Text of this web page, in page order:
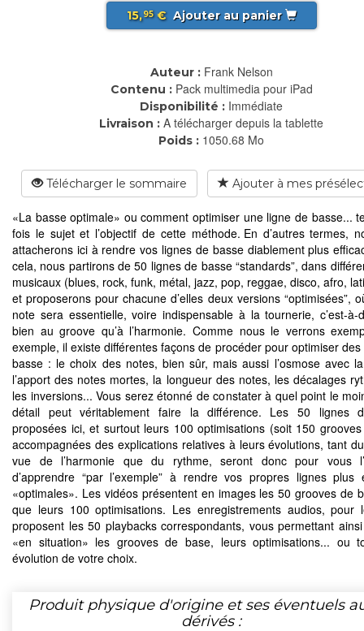
15,95€ Ajouter au panier
Auteur : Frank Nelson
Contenu : Pack multimedia pour iPad
Disponibilité : Immédiate
Livraison : A télécharger depuis la tablette
Poids : 1050.68 Mo
Télécharger le sommaire Ajouter à mes
«La basse optimale» ou comment optimiser une ligne de basse...
fois le sujet et l’objectif de cette méthode. En d’autres termes,
attacherons ici à rendre vos lignes de basse diablement plus
cela, nous partirons de 50 lignes de basse “standards”, dans
musicaux (blues, rock, funk, métal, jazz, pop, reggae, disco, afro,
et proposerons pour chacune d’elles deux versions “optimisées”,
note sera essentielle, voire indispensable à la tournerie, c’est-à-
bien au groove qu’à l’harmonie. Comme nous le verrons
exemple, il existe différentes façons de procéder pour optimiser
basse : le choix des notes, bien sûr, mais aussi l’osmose avec
l’apport des notes mortes, la longueur des notes, les décalages
les inversions... Vous serez étonné de constater à quel point le
détail peut véritablement faire la différence. Les 50 lignes
proposées ici, et surtout leurs 100 optimisations (soit 150
accompagnées des explications relatives à leurs évolutions, tant
vue de l’harmonie que du rythme, seront donc pour vous
d’apprendre “par l’exemple” à rendre vos propres lignes plus
«optimales». Les vidéos présentent en images les 50 grooves de
que leurs 100 optimisations. Les enregistrements audios, pour
proposent les 50 playbacks correspondants, vous permettant
«en situation» les grooves de base, leurs optimisations... ou
évolution de votre choix.
Produit physique d'origine et ses éventuels
dérivés :